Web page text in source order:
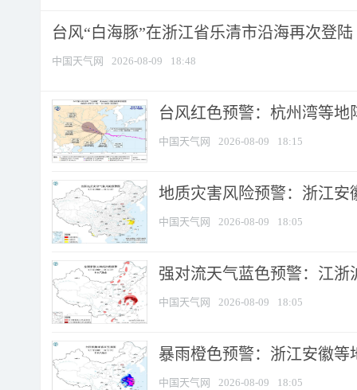
台风“白海豚”在浙江省乐清市沿海再次登陆
中国天气网 2026-08-09 18:48
台风红色预警：杭州湾等地
中国天气网 2026-08-09 18:15
地质灾害风险预警：浙江安
中国天气网 2026-08-09 18:05
强对流天气蓝色预警：江浙
中国天气网 2026-08-09 18:05
暴雨橙色预警：浙江安徽等
中国天气网 2026-08-09 18:05